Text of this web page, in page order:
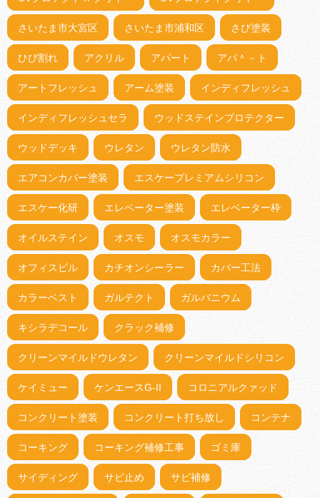
さいたま市大宮区 さいたま市浦和区 さび塗装
ひび割れ アクリル アパート アパ＾－ト
アートフレッシュ アーム塗装 インディフレッシュ
インディフレッシュセラ ウッドステインプロテクター
ウッドデッキ ウレタン ウレタン防水
エアコンカバー塗装 エスケープレミアムシリコン
エスケー化研 エレベーター塗装 エレベーター枠
オイルステイン オスモ オスモカラー
オフィスビル カチオンシーラー カバー工法
カラーベスト ガルテクト ガルバニウム
キシラデコール クラック補修
クリーンマイルドウレタン クリーンマイルドシリコン
ケイミュー ケンエースG-II コロニアルクァッド
コンクリート塗装 コンクリート打ち放し コンテナ
コーキング コーキング補修工事 ゴミ庫
サイディング サビ止め サビ補修